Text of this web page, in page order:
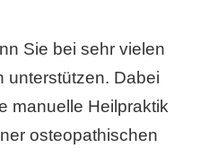
Sie bei sehr vielen
unterstützen. Dabei
manuelle Heilpraktik
osteopathischen